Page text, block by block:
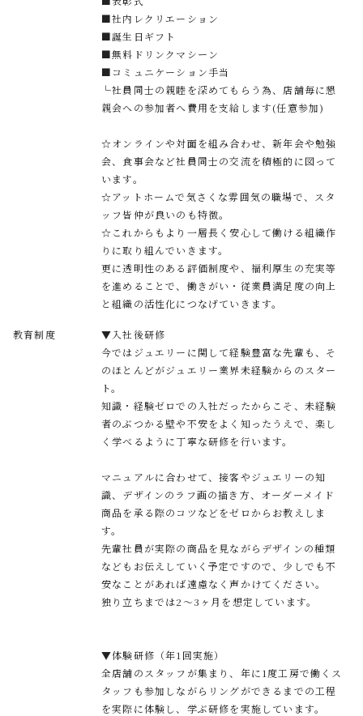
■社内レクリエーション
■誕生日ギフト
■無料ドリンクマシーン
■コミュニケーション手当
└社員同士の親睦を深めてもらう為、店舗毎に懇
親会への参加者へ費用を支給します(任意参加)
☆オンラインや対面を組み合わせ、新年会や勉強
会、食事会など社員同士の交流を積極的に図って
います。
☆アットホームで気さくな雰囲気の職場で、スタ
ッフ皆仲が良いのも特徴。
☆これからもより一層長く安心して働ける組織作
りに取り組んでいきます。
更に透明性のある評価制度や、福利厚生の充実等
を進めることで、働きがい・従業員満足度の向上
と組織の活性化につなげていきます。
教育制度
▼入社後研修
今ではジュエリーに関して経験豊富な先輩も、そ
のほとんどがジュエリー業界未経験からのスター
ト。
知識・経験ゼロでの入社だったからこそ、未経験
者のぶつかる壁や不安をよく知ったうえで、楽し
く学べるように丁寧な研修を行います。
マニュアルに合わせて、接客やジュエリーの知
識、デザインのラフ画の描き方、オーダーメイド
商品を承る際のコツなどをゼロからお教えしま
す。
先輩社員が実際の商品を見ながらデザインの種類
などもお伝えしていく予定ですので、少しでも不
安なことがあれば遠慮なく声かけてください。
独り立ちまでは2～3ヶ月を想定しています。
▼体験研修（年1回実施）
全店舗のスタッフが集まり、年に1度工房で働くス
タッフも参加しながらリングができるまでの工程
を実際に体験し、学ぶ研修を実施しています。